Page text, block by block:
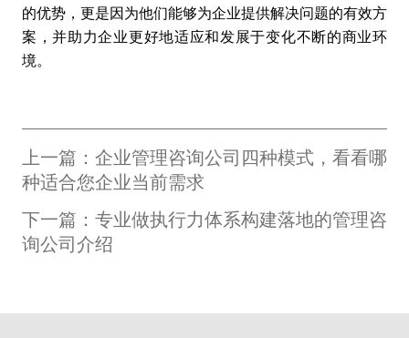
的优势，更是因为他们能够为企业提供解决问题的有效方
案，并助力企业更好地适应和发展于变化不断的商业环
境。
上一篇：企业管理咨询公司四种模式，看看哪
种适合您企业当前需求
下一篇：专业做执行力体系构建落地的管理咨
询公司介绍